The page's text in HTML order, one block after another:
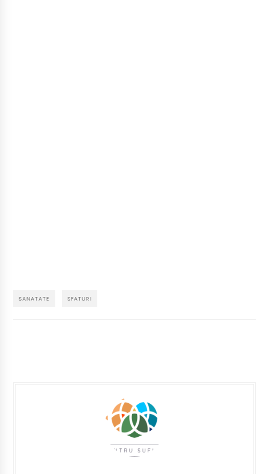
SANATATE SFATURI